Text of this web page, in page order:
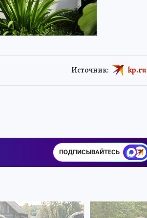
Источник: kp.ru
ПОДПИСЫВАЙТЕСЬ